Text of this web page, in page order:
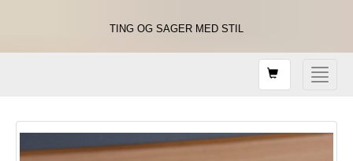
TING OG SAGER MED STIL
Toggle
Shopping
card